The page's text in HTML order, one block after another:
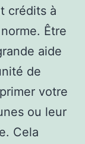
crédits à
Être
aide
de
votre
ou leur
Cela